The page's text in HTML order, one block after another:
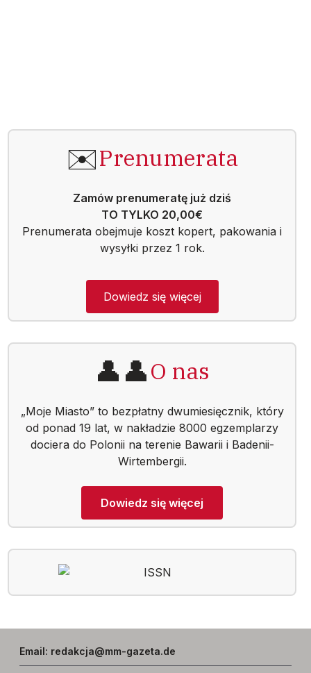
✉️Prenumerata
Zamów prenumeratę już dziś
TO TYLKO 20,00€
Prenumerata obejmuje koszt kopert, pakowania i
wysyłki przez 1 rok.
Dowiedz się więcej
👤👤O nas
„Moje Miasto” to bezpłatny dwumiesięcznik, który
od ponad 19 lat, w nakładzie 8000 egzemplarzy
dociera do Polonii na terenie Bawarii i Badenii-
Wirtembergii.
Dowiedz się więcej
Email: redakcja@mm-gazeta.de